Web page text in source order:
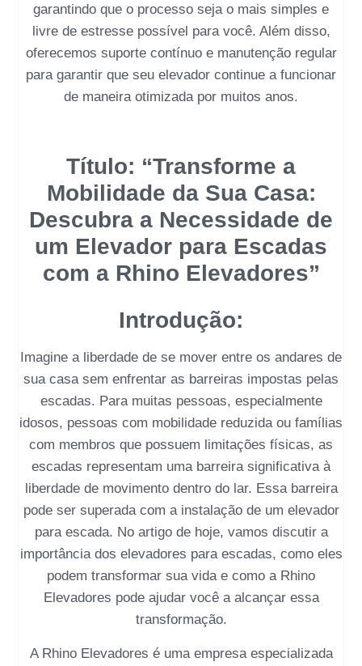
garantindo que o processo seja o mais simples e
livre de estresse possível para você. Além disso,
oferecemos suporte contínuo e manutenção regular
para garantir que seu elevador continue a funcionar
de maneira otimizada por muitos anos.
Título: “Transforme a
Mobilidade da Sua Casa:
Descubra a Necessidade de
um Elevador para Escadas
com a Rhino Elevadores”
Introdução:
Imagine a liberdade de se mover entre os andares de
sua casa sem enfrentar as barreiras impostas pelas
escadas. Para muitas pessoas, especialmente
idosos, pessoas com mobilidade reduzida ou famílias
com membros que possuem limitações físicas, as
escadas representam uma barreira significativa à
liberdade de movimento dentro do lar. Essa barreira
pode ser superada com a instalação de um elevador
para escada. No artigo de hoje, vamos discutir a
importância dos elevadores para escadas, como eles
podem transformar sua vida e como a Rhino
Elevadores pode ajudar você a alcançar essa
transformação.
A Rhino Elevadores é uma empresa especializada